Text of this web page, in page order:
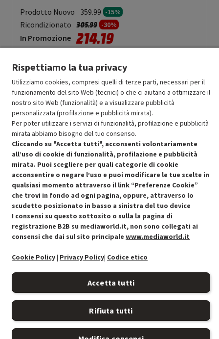
Prodotto Nuovo 359.99 -15%
Ricondizionato Prezzo ridotto da
305.99a-30%
In Promozione 214.19
Aggiungi al carrello
OFFERTE IMPERDIBILI
Risparmio garantito rispetto al corrispondente prodotto nuovo.
Condizioni generali di vendita
Cookie Policy
Preferenze cookie
Recedere dal contratto qui
Rispettiamo la tua privacy
Utilizziamo cookies, compresi quelli di terze parti, necessari per il
funzionamento del sito Web (tecnici) o che ci aiutano a ottimizzare il
nostro sito Web (funzionalità) e a visualizzare pubblicità
personalizzata (profilazione e pubblicità mirata).
Per poter utilizzare i servizi di funzionalità, profilazione e pubblicità
mirata abbiamo bisogno del tuo consenso.
Cliccando su "Accetta tutti", acconsenti volontariamente
all’uso di cookie di funzionalità, profilazione e pubblicità
mirata. Puoi scegliere per quali categorie di cookie
acconsentire o negare l’uso e puoi modificare le tue scelte in
qualsiasi momento attraverso il link “Preferenze Cookie”
che trovi in fondo ad ogni pagina, oppure, attraverso lo
scudetto posizionato in basso a sinistra del tuo device
I consensi su questo sottosito o sulla la pagina di
registrazione B2B su mediaworld.it, non sono collegati ai
consensi che dai sul sito principale www.mediaworld.it
Cookie Policy| Privacy Policy| Codice etico
Accetta tutti
Rifiuta tutti